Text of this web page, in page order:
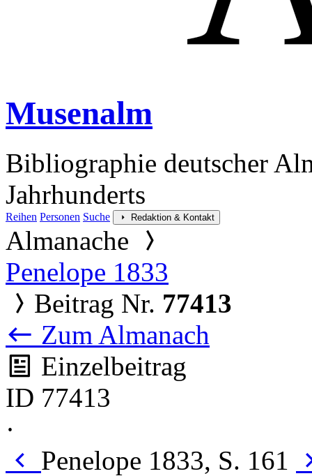
Musenalm
Bibliographie deutscher
Jahrhunderts
Reihen Personen Suche Redaktion & Kontakt
Almanache
Penelope 1833
Beitrag Nr. 77413
Zum Almanach
Einzelbeitrag
ID 77413
·
Penelope 1833, S. 161